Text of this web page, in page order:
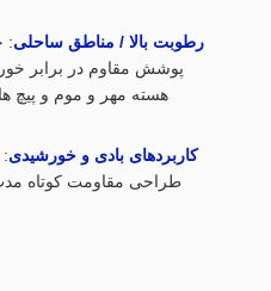
رطوبت بالا / مناطق ساحلی:
پوشش مقاوم در برابر
هسته مهر و موم و پیچ
کاربردهای بادی و خورشیدی:
طراحی مقاومت کوتاه